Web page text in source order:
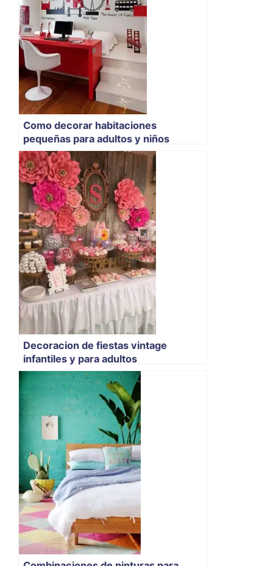
Como decorar habitaciones
pequeñas para adultos y niños
Decoracion de fiestas vintage
infantiles y para adultos